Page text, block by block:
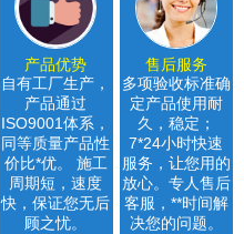
产品优势
自有工厂生产，
产品通过
ISO9001体系，
同等质量产品性
价比*优。 施工
周期短，速度
快，保证您无后
顾之忧。
售后服务
多项验收标准确
定产品使用耐
久，稳定；
7*24小时快速
服务，让您用的
放心。专人售后
客服，**时间解
决您的问题。